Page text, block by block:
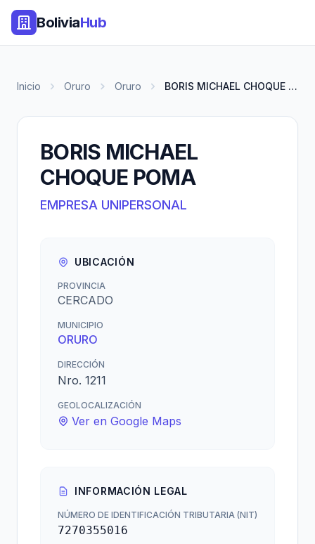
BoliviaHub
Inicio Oruro Oruro BORIS MICHAEL CHOQUE POMA
BORIS MICHAEL
CHOQUE POMA
EMPRESA UNIPERSONAL
UBICACIÓN
PROVINCIA
CERCADO
MUNICIPIO
ORURO
DIRECCIÓN
Nro. 1211
GEOLOCALIZACIÓN
Ver en Google Maps
INFORMACIÓN LEGAL
NÚMERO DE IDENTIFICACIÓN TRIBUTARIA (NIT)
7270355016